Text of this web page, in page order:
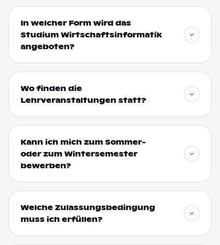
In welcher Form wird das
Studium Wirtschaftsinformatik
angeboten?
Wo finden die
Lehrveranstaltungen statt?
Kann ich mich zum Sommer-
oder zum Wintersemester
bewerben?
Welche Zulassungsbedingung
muss ich erfüllen?